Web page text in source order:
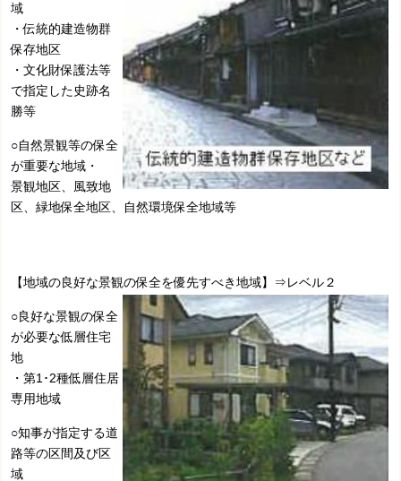
域
・伝統的建造物群
保存地区
・文化財保護法等
で指定した史跡名
勝等
○自然景観等の保全
が重要な地域・
景観地区、風致地
区、緑地保全地区、自然環境保全地域等
【地域の良好な景観の保全を優先すべき地域】⇒レベル２
○良好な景観の保全
が必要な低層住宅
地
・第1･2種低層住居
専用地域
○知事が指定する道
路等の区間及び区
域